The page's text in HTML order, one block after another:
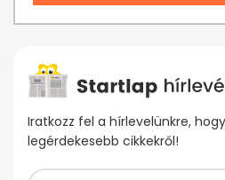
Iratkozz fel a hírlevelünkre,
legérdekesebb cikkekről!